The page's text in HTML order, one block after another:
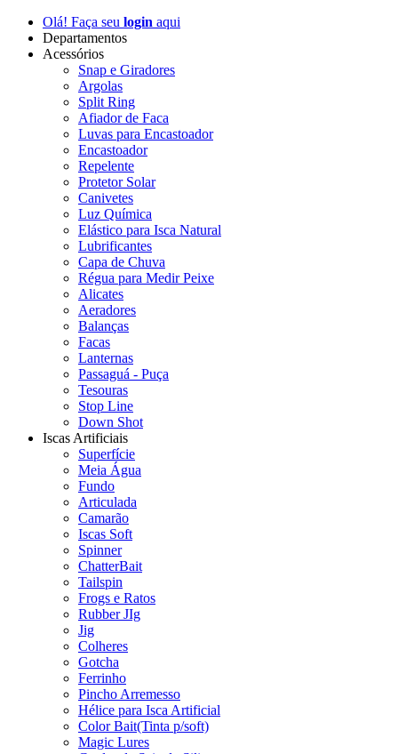
Olá! Faça seu login aqui
Departamentos
Acessórios
Snap e Giradores
Argolas
Split Ring
Afiador de Faca
Luvas para Encastoador
Encastoador
Repelente
Protetor Solar
Canivetes
Luz Química
Elástico para Isca Natural
Lubrificantes
Capa de Chuva
Régua para Medir Peixe
Alicates
Aeradores
Balanças
Facas
Lanternas
Passaguá - Puça
Tesouras
Stop Line
Down Shot
Iscas Artificiais
Superfície
Meia Água
Fundo
Articulada
Camarão
Iscas Soft
Spinner
ChatterBait
Tailspin
Frogs e Ratos
Rubber JIg
Jig
Colheres
Gotcha
Ferrinho
Pincho Arremesso
Hélice para Isca Artificial
Color Bait(Tinta p/soft)
Magic Lures